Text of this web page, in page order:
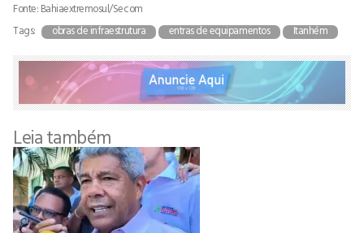
Fonte: Bahiaextremosul/Secom
Tags:
obras de infraestrutura entras de equipamentos Itanhém
Leia também